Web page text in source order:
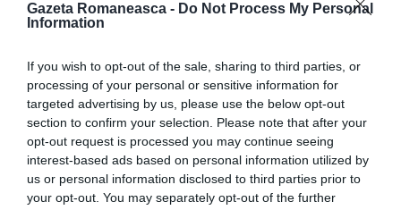
Gazeta Romaneasca - Do Not Process My Personal
Information
If you wish to opt-out of the sale, sharing to third parties, or
processing of your personal or sensitive information for
targeted advertising by us, please use the below opt-out
section to confirm your selection. Please note that after your
opt-out request is processed you may continue seeing
interest-based ads based on personal information utilized by
us or personal information disclosed to third parties prior to
your opt-out. You may separately opt-out of the further
De chestiune s-a interesat şi prim-secretarul
ambasadei ruse, Oleg Ossipov, care i-a scris
arhiepiscopului din Udine, Andrea Bruno Mazzocato:
"Biserica ortodoxă din Moscova a luat măsura
trimiterii unei preot, părintele Vladimir, care cu
mijloace reduse la dispoziţie caută să ţină viu acest
sentiment al credinţei – scrie diplomatul -. în numele